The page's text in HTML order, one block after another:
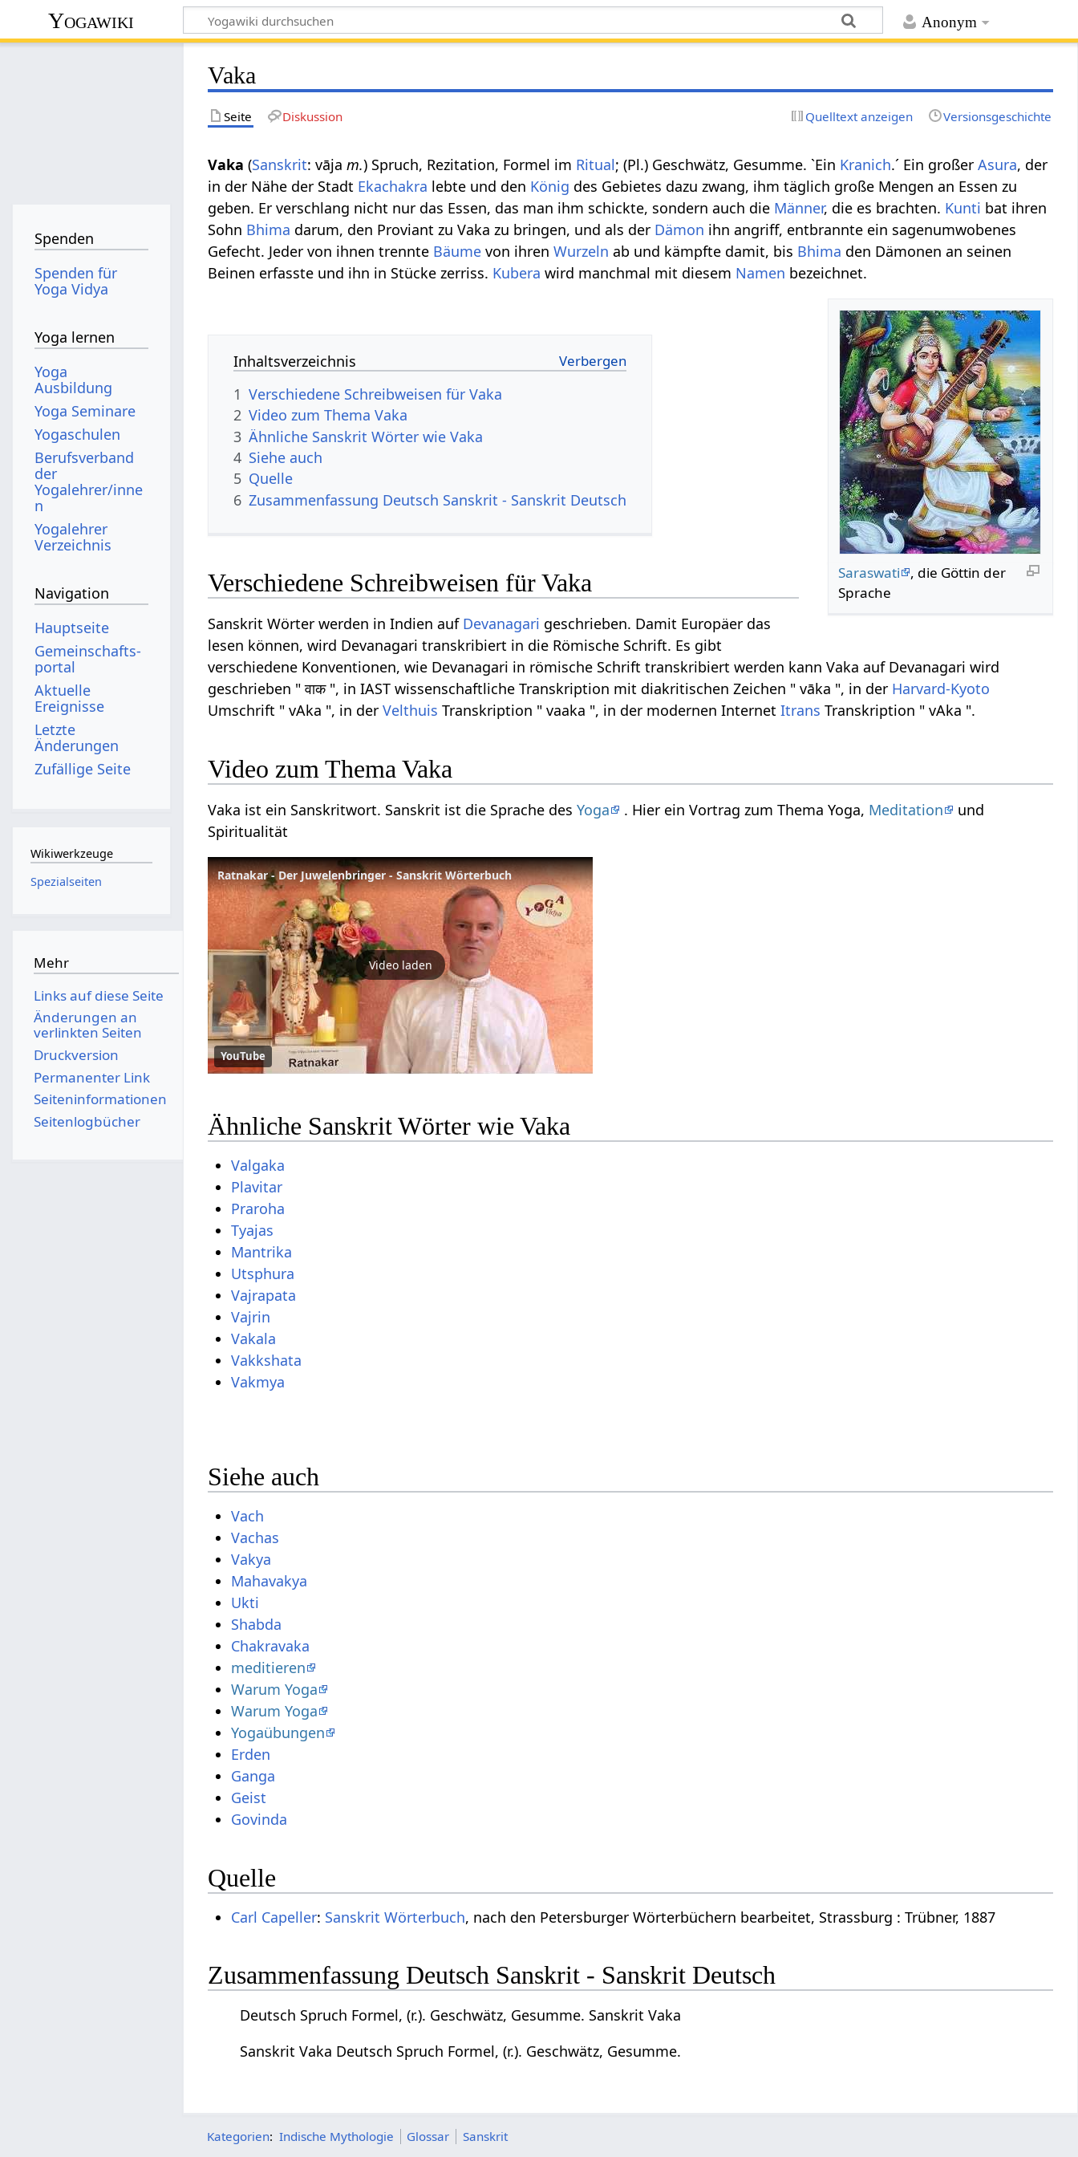
Anonym
Yogawiki
Vaka
Seite Diskussion Quelltext anzeigen Versionsgeschichte
Vaka (Sanskrit: vājam.) Spruch, Rezitation, Formel im Ritual; (Pl.) Geschwätz, Gesumme. `Ein Kranich.´ Ein großerAsura, der
in der Nähe der Stadt Ekachakra lebte und den König des Gebietes dazu zwang, ihm täglich große Mengen an Essen zu
geben. Er verschlang nicht nur das Essen, das man ihm schickte, sondern auch die Männer, die es brachten. Kunti bat ihren
Sohn Bhima darum, den Proviant zu Vaka zu bringen, und als der Dämon ihn angriff, entbrannte ein sagenumwobenes
Gefecht. Jeder von ihnen trennte Bäume von ihrenWurzeln ab und kämpfte damit, bis Bhima den Dämonen an seinen
Beinen erfasste und ihn in Stücke zerriss. Kubera wird manchmal mit diesem Namen bezeichnet.
Saraswati
, die Göttin der
Sprache
Inhaltsverzeichnis
1 Verschiedene Schreibweisen für Vaka
2 Video zum Thema Vaka
3 Ähnliche Sanskrit Wörter wie Vaka
4 Siehe auch
5 Quelle
6 Zusammenfassung Deutsch Sanskrit - Sanskrit Deutsch
Verschiedene Schreibweisen für Vaka
Sanskrit Wörter werden in Indien auf Devanagari geschrieben. Damit Europäer das
lesen können, wird Devanagari transkribiert in die Römische Schrift. Es gibt
verschiedene Konventionen, wie Devanagari in römische Schrift transkribiert werden kann Vaka auf Devanagari wird
geschrieben " वाक ", in IAST wissenschaftliche Transkription mit diakritischen Zeichen " vāka ", in der Harvard-Kyoto
Umschrift " vAka ", in derVelthuis Transkription " vaaka ", in der modernen InternetItrans Transkription " vAka ".
Video zum Thema Vaka
Vaka ist ein Sanskritwort. Sanskrit ist die Sprache desYoga . Hier ein Vortrag zum Thema Yoga, Meditation
und
Spiritualität
Ratnakar - Der Juwelenbringer - Sanskrit Wörterbuch
Video laden
YouTube
Ähnliche Sanskrit Wörter wie Vaka
Valgaka
Plavitar
Praroha
Tyajas
Mantrika
Utsphura
Vajrapata
Vajrin
Vakala
Vakkshata
Vakmya
Siehe auch
Vach
Vachas
Vakya
Mahavakya
Ukti
Shabda
Chakravaka
meditieren
Warum Yoga
Warum Yoga
Yogaübungen
Erden
Ganga
Geist
Govinda
Quelle
Carl Capeller: Sanskrit Wörterbuch, nach den Petersburger Wörterbüchern bearbeitet, Strassburg : Trübner, 1887
Zusammenfassung Deutsch Sanskrit - Sanskrit Deutsch
Deutsch Spruch Formel, (r.). Geschwätz, Gesumme. Sanskrit Vaka
Sanskrit Vaka Deutsch Spruch Formel, (r.). Geschwätz, Gesumme.
Kategorien: Indische Mythologie Glossar Sanskrit
Spenden
Spenden für
Yoga Vidya
Yoga lernen
Yoga
Ausbildung
Yoga Seminare
Yogaschulen
Berufsverband
der
Yogalehrer/inne
n
Yogalehrer
Verzeichnis
Navigation
Hauptseite
Gemeinschafts­
portal
Aktuelle
Ereignisse
Letzte
Änderungen
Zufällige Seite
Wikiwerkzeuge
Spezialseiten
Mehr
Links auf diese Seite
Änderungen an
verlinkten Seiten
Druckversion
Permanenter Link
Seiten­­informationen
Seitenlogbücher